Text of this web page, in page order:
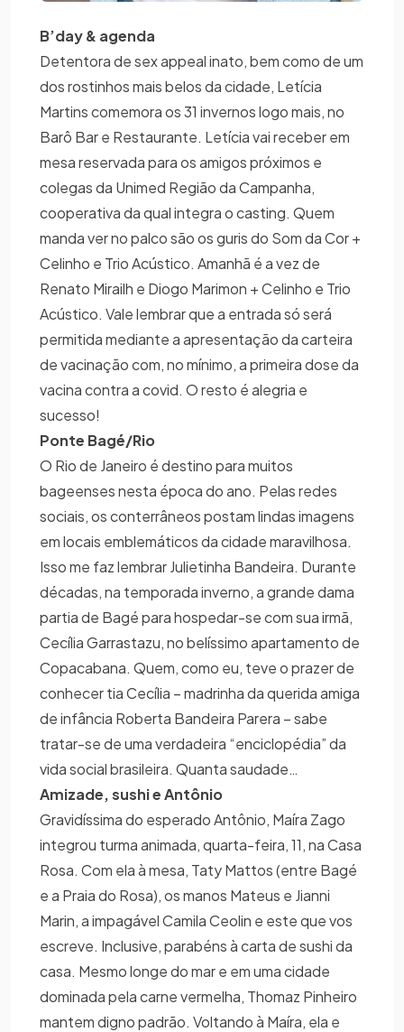
B’day & agenda
Detentora de sex appeal inato, bem como de um
dos rostinhos mais belos da cidade, Letícia
Martins comemora os 31 invernos logo mais, no
Barô Bar e Restaurante. Letícia vai receber em
mesa reservada para os amigos próximos e
colegas da Unimed Região da Campanha,
cooperativa da qual integra o casting. Quem
manda ver no palco são os guris do Som da Cor +
Celinho e Trio Acústico. Amanhã é a vez de
Renato Mirailh e Diogo Marimon + Celinho e Trio
Acústico. Vale lembrar que a entrada só será
permitida mediante a apresentação da carteira
de vacinação com, no mínimo, a primeira dose da
vacina contra a covid. O resto é alegria e
sucesso!
Ponte Bagé/Rio
O Rio de Janeiro é destino para muitos
bageenses nesta época do ano. Pelas redes
sociais, os conterrâneos postam lindas imagens
em locais emblemáticos da cidade maravilhosa.
Isso me faz lembrar Julietinha Bandeira. Durante
décadas, na temporada inverno, a grande dama
partia de Bagé para hospedar-se com sua irmã,
Cecília Garrastazu, no belíssimo apartamento de
Copacabana. Quem, como eu, teve o prazer de
conhecer tia Cecília – madrinha da querida amiga
de infância Roberta Bandeira Parera – sabe
tratar-se de uma verdadeira “enciclopédia” da
vida social brasileira. Quanta saudade…
Amizade, sushi e Antônio
Gravidíssima do esperado Antônio, Maíra Zago
integrou turma animada, quarta-feira, 11, na Casa
Rosa. Com ela à mesa, Taty Mattos (entre Bagé
e a Praia do Rosa), os manos Mateus e Jianni
Marin, a impagável Camila Ceolin e este que vos
escreve. Inclusive, parabéns à carta de sushi da
casa. Mesmo longe do mar e em uma cidade
dominada pela carne vermelha, Thomaz Pinheiro
mantem digno padrão. Voltando à Maíra, ela e